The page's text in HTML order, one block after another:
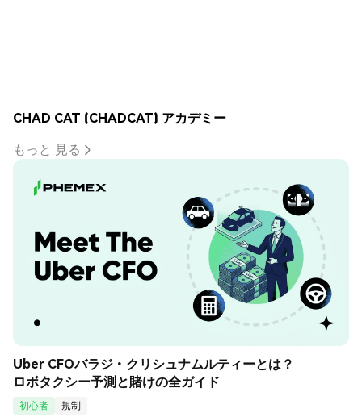
CHAD CAT (CHADCAT) アカデミー
もっと 見る
Uber CFOバラジ・クリシュナムルティーとは？
ロボタクシー予測と賭けの全ガイド
初心者
規制